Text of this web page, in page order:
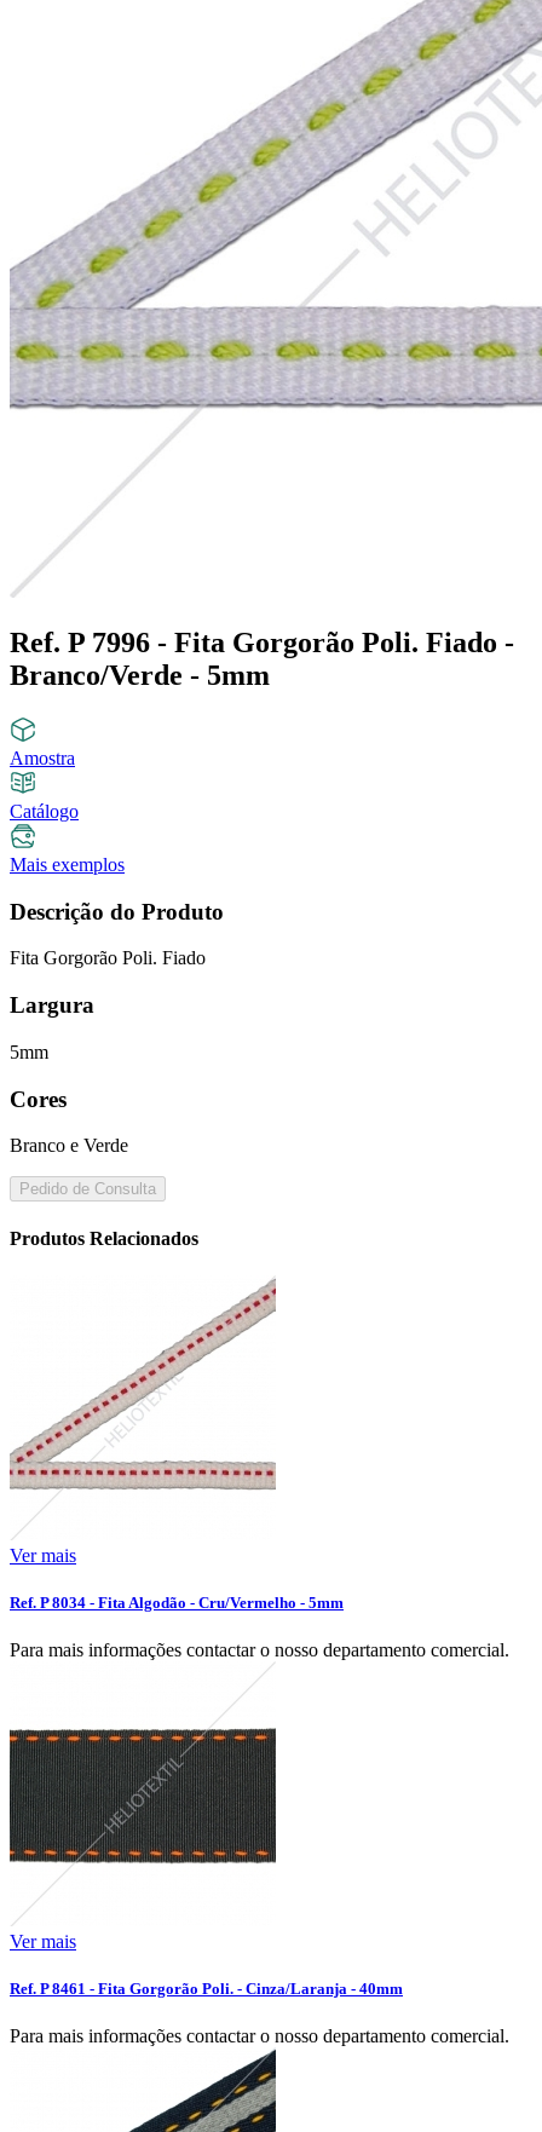
Ref. P 7996 - Fita Gorgorão Poli. Fiado -
Branco/Verde - 5mm
Amostra
Catálogo
Mais exemplos
Descrição do Produto
Fita Gorgorão Poli. Fiado
Largura
5mm
Cores
Branco e Verde
Pedido de Consulta
Produtos Relacionados
Ver mais
Ref. P 8034 - Fita Algodão - Cru/Vermelho - 5mm
Para mais informações contactar o nosso departamento comercial.
Ver mais
Ref. P 8461 - Fita Gorgorão Poli. - Cinza/Laranja - 40mm
Para mais informações contactar o nosso departamento comercial.